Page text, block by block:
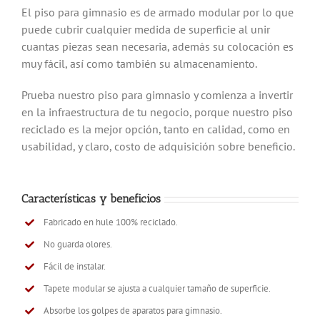
El piso para gimnasio es de armado modular por lo que
puede cubrir cualquier medida de superficie al unir
cuantas piezas sean necesaria, además su colocación es
muy fácil, así como también su almacenamiento.
Prueba nuestro piso para gimnasio y comienza a invertir
en la infraestructura de tu negocio, porque nuestro piso
reciclado es la mejor opción, tanto en calidad, como en
usabilidad, y claro, costo de adquisición sobre beneficio.
Características y beneficios
Fabricado en hule 100% reciclado.
No guarda olores.
Fácil de instalar.
Tapete modular se ajusta a cualquier tamaño de superficie.
Absorbe los golpes de aparatos para gimnasio.